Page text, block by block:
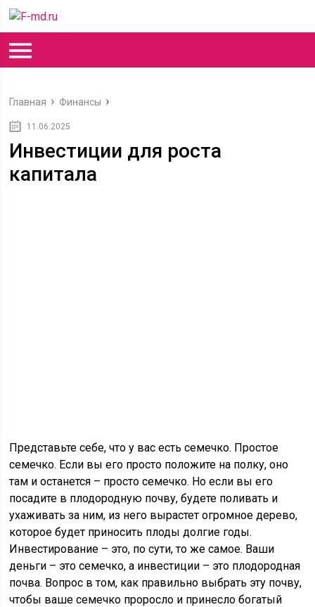
Главная Финансы
11.06.2025
Инвестиции для роста
капитала
Представьте себе, что у вас есть семечко. Простое
семечко. Если вы его просто положите на полку, оно
там и останется – просто семечко. Но если вы его
посадите в плодородную почву, будете поливать и
ухаживать за ним, из него вырастет огромное дерево,
которое будет приносить плоды долгие годы.
Инвестирование – это, по сути, то же самое. Ваши
деньги – это семечко, а инвестиции – это плодородная
почва. Вопрос в том, как правильно выбрать эту почву,
чтобы ваше семечко проросло и принесло богатый